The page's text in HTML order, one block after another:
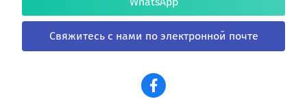
Свяжитесь с нами по электронной почте